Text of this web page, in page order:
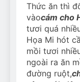
Thức ăn thì
vàocám cho
tươi quá
Họa Mi hót
mồi tươi
ngoài ra ăn
đường ruột,